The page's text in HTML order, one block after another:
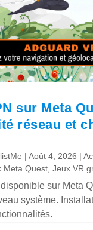
sur Meta
réseau et
|Août 4, 2026 |
Meta Quest ,Jeux VR
sur Meta
système.